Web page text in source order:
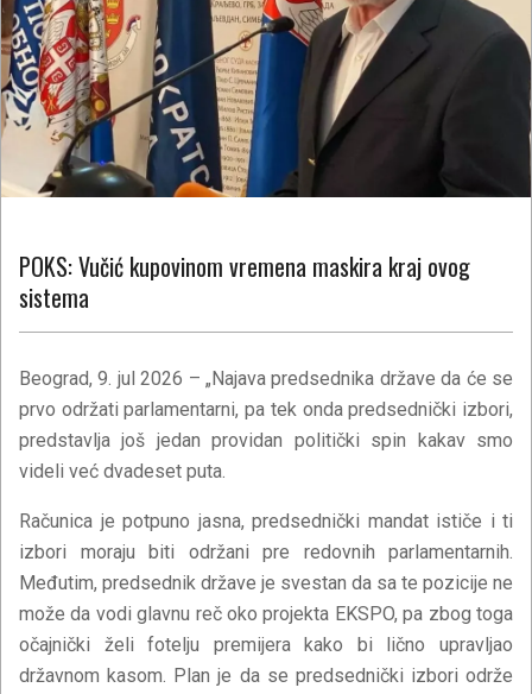
POKS: Vučić kupovinom vremena maskira kraj ovog
sistema
Beograd, 9. jul 2026 – „Najava predsednika države da će se
prvo održati parlamentarni, pa tek onda predsednički izbori,
predstavlja još jedan providan politički spin kakav smo
videli već dvadeset puta.
Računica je potpuno jasna, predsednički mandat ističe i ti
izbori moraju biti održani pre redovnih parlamentarnih.
Međutim, predsednik države je svestan da sa te pozicije ne
može da vodi glavnu reč oko projekta EKSPO, pa zbog toga
očajnički želi fotelju premijera kako bi lično upravljao
državnom kasom. Plan je da se predsednički izbori održe